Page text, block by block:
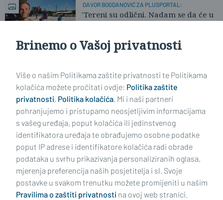
DAVOR BOGDANOVIĆ ZA PLUSPORTAL:
'Tereni su odlični. Nadam se da će u
Impressum Uvjeti korištenja Politika privatnosti
Brinemo o Vašoj privatnosti
Više o našim Politikama zaštite privatnosti te Politikama
kolačića možete pročitati ovdje: Politika zaštite
privatnosti, Politika kolačića. Mi i naši partneri
pohranjujemo i pristupamo neosjetljivim informacijama
s vašeg uređaja, poput kolačića ili jedinstvenog
identifikatora uređaja te obrađujemo osobne podatke
poput IP adrese i identifikatore kolačića radi obrade
podataka u svrhu prikazivanja personaliziranih oglasa,
mjerenja preferencija naših posjetitelja i sl. Svoje
postavke u svakom trenutku možete promijeniti u našim
Pravilima o zaštiti privatnosti na ovoj web stranici.